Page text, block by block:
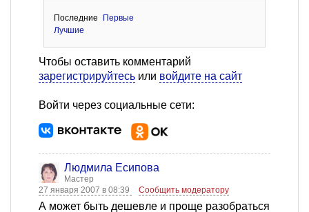
Последние
Первые
Лучшие
Чтобы оставить комментарий
зарегистрируйтесь или войдите на сайт
Войти через социальные сети:
Людмила Есипова
Мастер
27 января 2007 в 08:39
Сообщить модератору
А может быть дешевле и проще разобраться